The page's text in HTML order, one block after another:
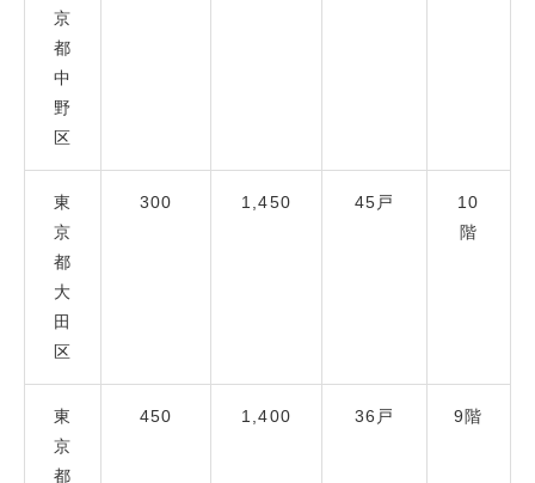
京
都
中
野
区
東
京
都
大
田
区
300 1,450 45戸
10
階
東
京
都
450 1,400 36戸 9階